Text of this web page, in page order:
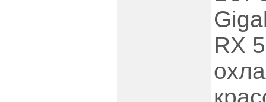
RX